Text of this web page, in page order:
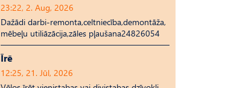
23:22, 2. Aug, 2026
Dažādi darbi-remonta,celtniecība,demontāža,
mēbeļu utiliāzācija,zāles pļaušana24826054
Īrē
12:25, 21. Jūl, 2026